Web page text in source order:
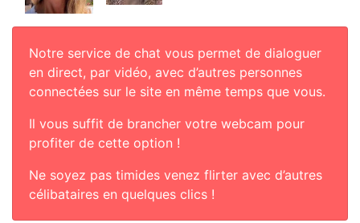
Notre service de chat vous permet de dialoguer
en direct, par vidéo, avec d’autres personnes
connectées sur le site en même temps que vous.
Il vous suffit de brancher votre webcam pour
profiter de cette option !
Ne soyez pas timides venez flirter avec d’autres
célibataires en quelques clics !